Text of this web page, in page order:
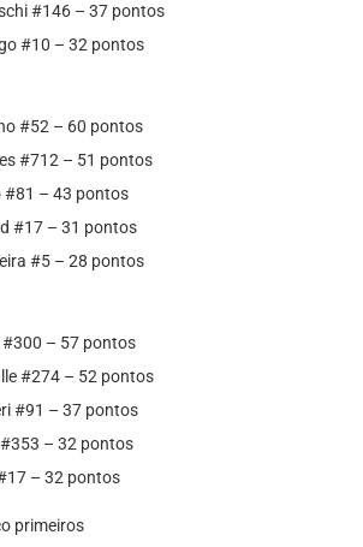
#146 – 37 pontos
#10 – 32 pontos
#52 – 60 pontos
#712 – 51 pontos
#81 – 43 pontos
#17 – 31 pontos
#5 – 28 pontos
– 57 pontos
#274 – 52 pontos
#91 – 37 pontos
– 32 pontos
– 32 pontos
primeiros